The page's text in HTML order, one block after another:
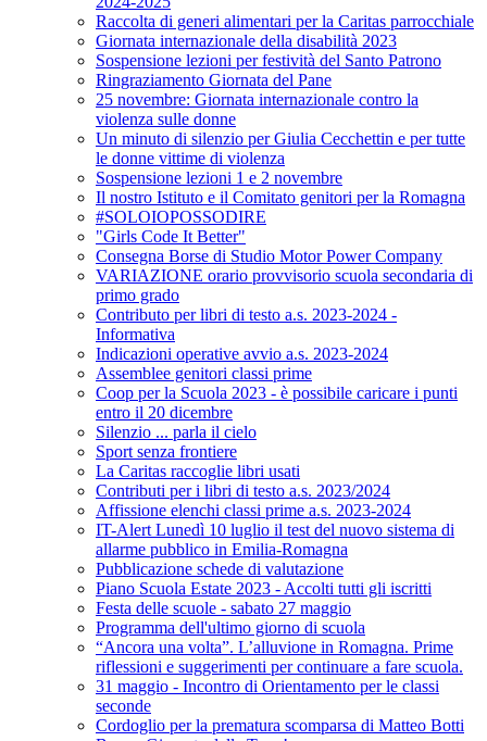
Raccolta di generi alimentari per la Caritas parrocchiale
Giornata internazionale della disabilità 2023
Sospensione lezioni per festività del Santo Patrono
Ringraziamento Giornata del Pane
25 novembre: Giornata internazionale contro la
violenza sulle donne
Un minuto di silenzio per Giulia Cecchettin e per tutte
le donne vittime di violenza
Sospensione lezioni 1 e 2 novembre
Il nostro Istituto e il Comitato genitori per la Romagna
#SOLOIOPOSSODIRE
"Girls Code It Better"
Consegna Borse di Studio Motor Power Company
VARIAZIONE orario provvisorio scuola secondaria di
primo grado
Contributo per libri di testo a.s. 2023-2024 -
Informativa
Indicazioni operative avvio a.s. 2023-2024
Assemblee genitori classi prime
Coop per la Scuola 2023 - è possibile caricare i punti
entro il 20 dicembre
Silenzio ... parla il cielo
Sport senza frontiere
La Caritas raccoglie libri usati
Contributi per i libri di testo a.s. 2023/2024
Affissione elenchi classi prime a.s. 2023-2024
IT-Alert Lunedì 10 luglio il test del nuovo sistema di
allarme pubblico in Emilia-Romagna
Pubblicazione schede di valutazione
Piano Scuola Estate 2023 - Accolti tutti gli iscritti
Festa delle scuole - sabato 27 maggio
Programma dell'ultimo giorno di scuola
“Ancora una volta”. L’alluvione in Romagna. Prime
riflessioni e suggerimenti per continuare a fare scuola.
31 maggio - Incontro di Orientamento per le classi
seconde
Cordoglio per la prematura scomparsa di Matteo Botti